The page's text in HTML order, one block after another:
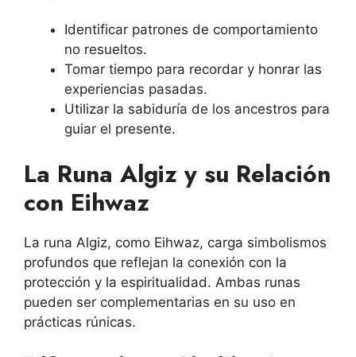
Identificar patrones de comportamiento
no resueltos.
Tomar tiempo para recordar y honrar las
experiencias pasadas.
Utilizar la sabiduría de los ancestros para
guiar el presente.
La Runa Algiz y su Relación
con Eihwaz
La runa Algiz, como Eihwaz, carga simbolismos
profundos que reflejan la conexión con la
protección y la espiritualidad. Ambas runas
pueden ser complementarias en su uso en
prácticas rúnicas.